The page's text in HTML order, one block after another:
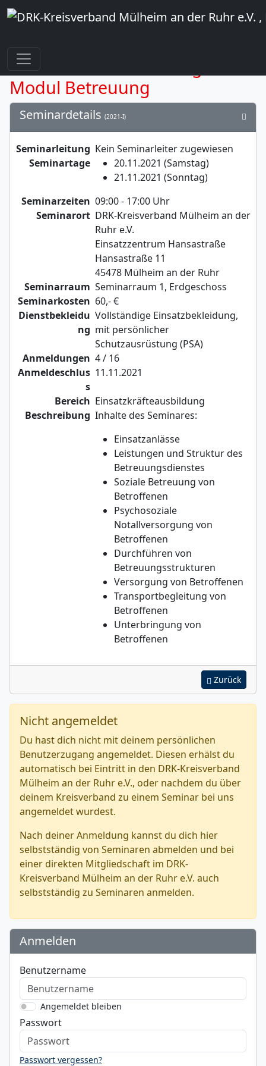
Einsatzkräfteausbildung -
Modul Betreuung
Seminardetails (2021-I)
Seminarleitung Kein Seminarleiter zugewiesen
Seminartage
20.11.2021 (Samstag)
21.11.2021 (Sonntag)
Seminarzeiten 09:00 - 17:00 Uhr
Seminarort DRK-Kreisverband Mülheim an der
Ruhr e.V.
Einsatzzentrum Hansastraße
Hansastraße 11
45478 Mülheim an der Ruhr
Seminarraum Seminarraum 1, Erdgeschoss
Seminarkosten 60,- €
Dienstbekleidu
ng
Vollständige Einsatzbekleidung,
mit persönlicher
Schutzausrüstung (PSA)
Anmeldungen 4 / 16
Anmeldeschlus
s
11.11.2021
Bereich Einsatzkräfteausbildung
Beschreibung Inhalte des Seminares:
Einsatzanlässe
Leistungen und Struktur des
Betreuungsdienstes
Soziale Betreuung von
Betroffenen
Psychosoziale
Notallversorgung von
Betroffenen
Durchführen von
Betreuungsstrukturen
Versorgung von Betroffenen
Transportbegleitung von
Betroffenen
Unterbringung von
Betroffenen
Zurück
Nicht angemeldet
Du hast dich nicht mit deinem persönlichen
Benutzerzugang angemeldet. Diesen erhälst du
automatisch bei Eintritt in den DRK-Kreisverband
Mülheim an der Ruhr e.V., oder nachdem du über
deinem Kreisverband zu einem Seminar bei uns
angemeldet wurdest.
Nach deiner Anmeldung kannst du dich hier
selbstständig von Seminaren abmelden und bei
einer direkten Mitgliedschaft im DRK-
Kreisverband Mülheim an der Ruhr e.V. auch
selbstständig zu Seminaren anmelden.
Anmelden
Benutzername
Angemeldet bleiben
Passwort
Passwort vergessen?